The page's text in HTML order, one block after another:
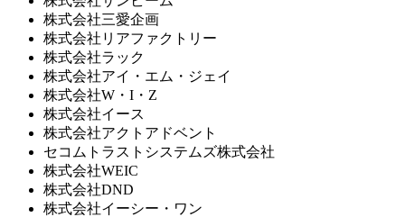
株式会社三愛企画
株式会社リアファクトリー
株式会社ラック
株式会社アイ・エム・ジェイ
株式会社W・I・Z
株式会社イース
株式会社アクトアドベント
セコムトラストシステムズ株式会社
株式会社WEIC
株式会社DND
株式会社イーシー・ワン